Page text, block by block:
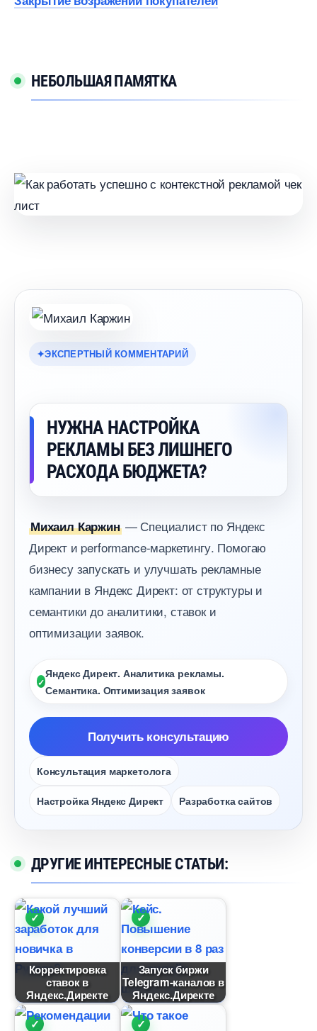
НЕБОЛЬШАЯ ПАМЯТКА
ЭКСПЕРТНЫЙ КОММЕНТАРИЙ
НУЖНА НАСТРОЙКА
РЕКЛАМЫ БЕЗ ЛИШНЕГО
РАСХОДА БЮДЖЕТА?
Михаил Каржин— Специалист по Яндекс
Директ и performance-маркетингу. Помогаю
изнесу запускать и улучшать рекламные
кампании в Яндекс Директ: от структуры и
семантики до аналитики, ставок и
оптимизации заявок.
Яндекс Директ. Аналитика рекламы.
Семантика. Оптимизация заявок
Получить консультацию
Консультация маркетолога
Настройка Яндекс Директ Разработка сайто
ДРУГИЕ ИНТЕРЕСНЫЕ СТАТЬИ:
Корректировка
ставок
Яндекс.Директе
Запуск биржи
Telegram-канало
Яндекс.Директе